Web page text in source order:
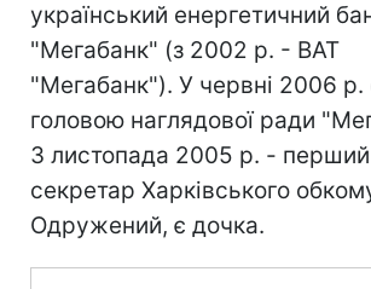
український енергетичний
"Мегабанк" (з 2002 р. - ВАТ
"Мегабанк"). У червні 2006 р.
головою наглядової ради
З листопада 2005 р. - перший
секретар Харківського
Одружений, є дочка.